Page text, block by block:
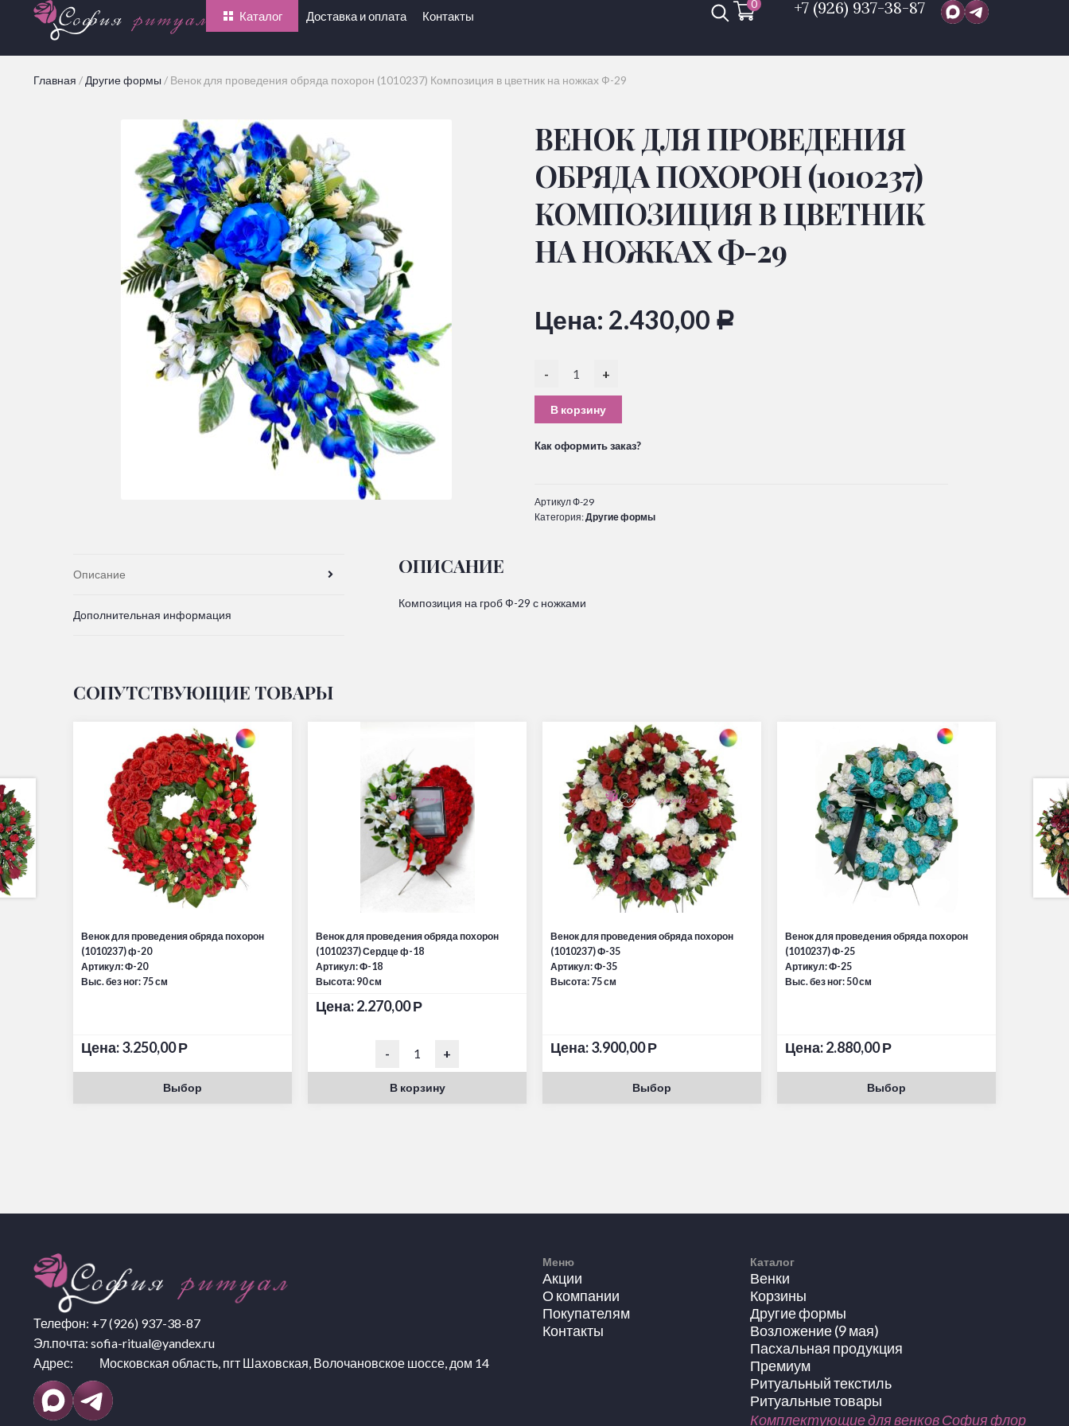
Каталог Доставка и оплата Контакты
0 +7 (926) 937-38-87
Главная / Другие формы / Венок для проведения обряда похорон (1010237) Композиция в цветник на ножках Ф-29
ВЕНОК ДЛЯ ПРОВЕДЕНИЯ
ОБРЯДА ПОХОРОН (1010237)
КОМПОЗИЦИЯ В ЦВЕТНИК
НА НОЖКАХ Ф-29
Цена: 2.430,00 Р
- +
В корзину
Как оформить заказ?
АртикулФ-29
Категория:Другие формы
Описание
Дополнительная информация
ОПИСАНИЕ
Композиция на гроб Ф-29 с ножками
СОПУТСТВУЮЩИЕ ТОВАРЫ
Венок для проведения обряда похорон
(1010237) ф-20
Артикул: Ф-20
Выс. без ног: 75 см
Цена:3.250,00Р
Выбор
Венок для проведения обряда похорон
(1010237) Сердце ф-18
Артикул: Ф-18
Высота: 90 см
Цена:2.270,00Р
- +
В корзину
Венок для проведения обряда похорон
(1010237) Ф-35
Артикул: Ф-35
Высота: 75 см
Цена:3.900,00Р
Выбор
Венок для проведения обряда похорон
(1010237) Ф-25
Артикул: Ф-25
Выс. без ног: 50 см
Цена:2.880,00Р
Выбор
Телефон: +7 (926) 937-38-87
Эл.почта: sofia-ritual@yandex.ru
Адрес: Московская область, пгт Шаховская, Волочановское шоссе, дом 14
Меню
Акции
О компании
Покупателям
Контакты
Каталог
Венки
Корзины
Другие формы
Возложение (9 мая)
Пасхальная продукция
Премиум
Ритуальный текстиль
Ритуальные товары
Комплектующие для венков София флор